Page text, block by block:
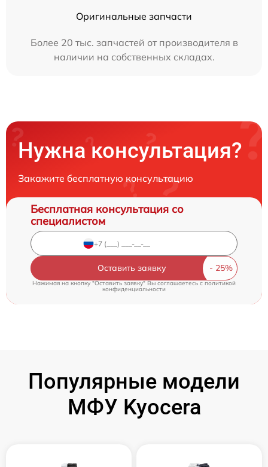
Оригинальные запчасти
Более 20 тыс. запчастей от производителя в
наличии на собственных складах.
Нужна консультация?
Закажите бесплатную консультацию
Бесплатная консультация со
специалистом
Оставить заявку
Нажимая на кнопку "Оставить заявку" Вы соглашаетесь c политикой
конфиденциальности
Популярные модели
МФУ Kyocera